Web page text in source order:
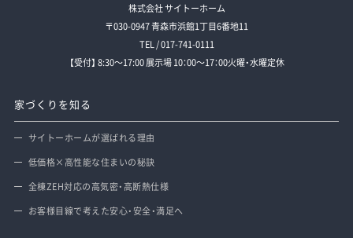
株式会社 サイトーホーム
〒030-0947 青森市浜館1丁目6番地11
TEL / 017-741-0111
【受付】 8:30～17:00 展示場 10：00～17：00火曜・水曜定休
家づくりを知る
サイトーホームが選ばれる理由
低価格×高性能な住まいの秘訣
全棟ZEH対応の高気密・高断熱仕様
お客様目線で考えた安心・安全・満足へ